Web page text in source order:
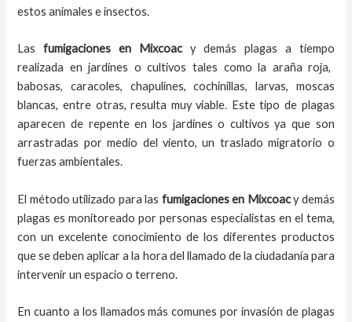
estos animales e insectos.
Las fumigacionesen Mixcoacy demás plagas a tiempo
realizada en jardines o cultivos tales como la araña roja,
babosas, caracoles, chapulines, cochinillas, larvas, moscas
blancas, entre otras, resulta muy viable. Este tipo de plagas
aparecen de repente en los jardines o cultivos ya que son
arrastradas por medio del viento, un traslado migratorio o
fuerzas ambientales.
El método utilizado para las fumigaciones en Mixcoacy demás
plagas es monitoreado por personas especialistas en el tema,
con un excelente conocimiento de los diferentes productos
que se deben aplicar a la hora del llamado de la ciudadanía para
intervenir un espacio o terreno.
En cuanto a los llamados más comunes por invasión de plagas